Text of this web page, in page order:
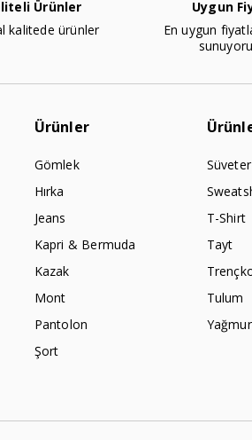
Ürünler
kalitede ürünler
Uygun
En uygun
Ürünler
Gömlek
Hırka
Jeans
Kapri & Bermuda
Kazak
Mont
Pantolon
Şort
Süveter
T-Shirt
Tayt
Tulum